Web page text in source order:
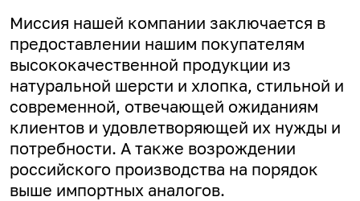
Миссия нашей компании заключается в
предоставлении нашим покупателям
высококачественной продукции из
натуральной шерсти и хлопка, стильной и
современной, отвечающей ожиданиям
клиентов и удовлетворяющей их нужды и
потребности. А также возрождении
российского производства на порядок
выше импортных аналогов.